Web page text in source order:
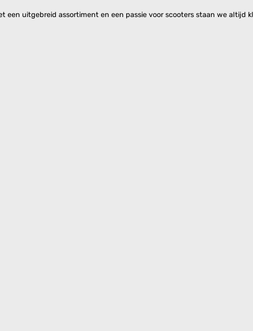
uitgebreid assortiment en een passie voor scooters staan we altijd